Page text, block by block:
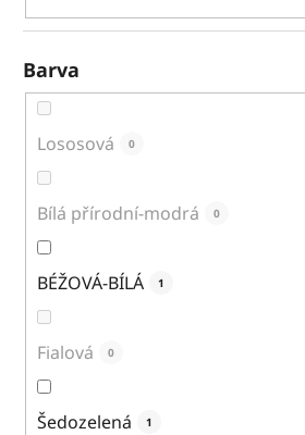
Barva
Lososová 0
Bílá přírodní-modrá 0
BÉŽOVÁ-BÍLÁ 1
Fialová 0
Šedozelená 1